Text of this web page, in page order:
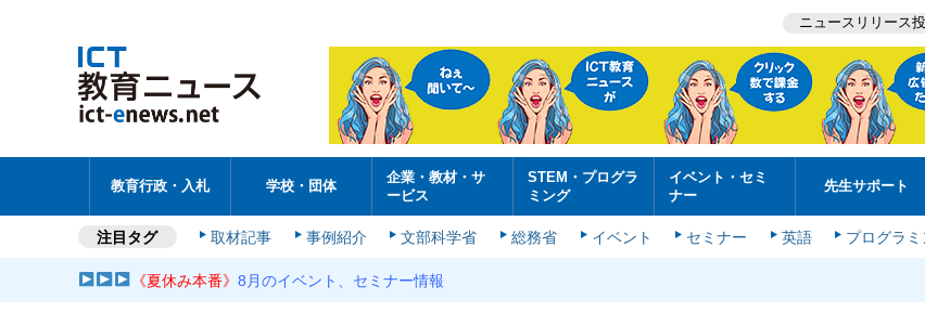
ニュースリリース
教育行政・入札 学校・団体
企業・教材・サ
ービス
STEM・プログラ
ミング
イベント・セミ
ナー
先生サポート
注目タグ 取材記事 事例紹介 文部科学省 総務省 イベント セミナー 英語 プログラ
《夏休み本番》8月のイベント、セミナー情報